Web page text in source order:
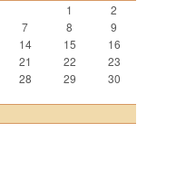
1
2
7 8
9
14 15
16
21 22
23
28 29
30